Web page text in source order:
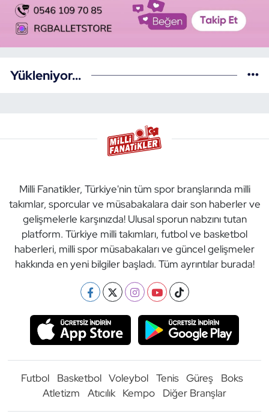
Yükleniyor...
Milli Fanatikler, Türkiye'nin tüm spor branşlarında milli
takımlar, sporcular ve müsabakalara dair son haberler ve
gelişmelerle karşınızda! Ulusal sporun nabzını tutan
platform. Türkiye milli takımları, futbol ve basketbol
haberleri, milli spor müsabakaları ve güncel gelişmeler
hakkında en yeni bilgiler başladı. Tüm ayrıntılar burada!
Futbol Basketbol Voleybol Tenis Güreş
Boks
Atletizm
Atıcılık Kempo Diğer Branşlar